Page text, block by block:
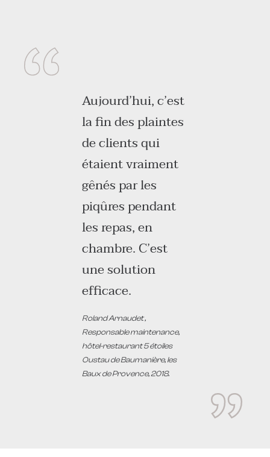
Aujourd’hui, c’est
la fin des plaintes
de clients qui
étaient vraiment
gênés par les
piqûres pendant
les repas, en
chambre. C’est
une solution
efficace.
Roland Arnaudet,
Responsable maintenance,
hôtel-restaurant 5 étoiles
Oustau de Baumanière, les
Baux de Provence, 2018.